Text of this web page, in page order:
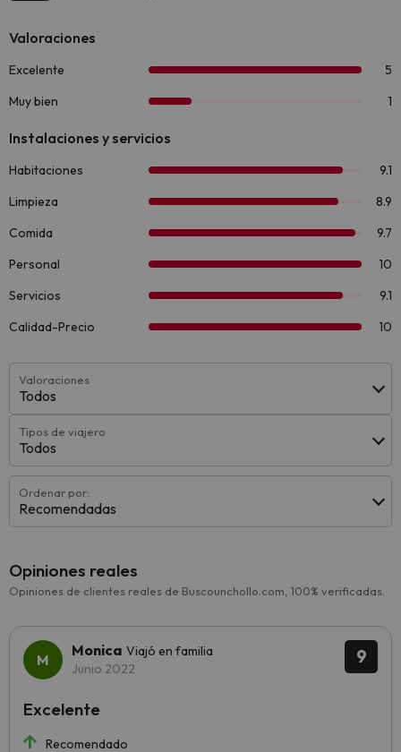
Valoraciones
Todos
Tipos de viajero
Todos
Ordenar por:
Recomendadas
Opiniones reales
Opiniones de clientes reales de Buscounchollo.com, 100% verificadas.
9
Monica Viajó en familia
Junio 2022
Recomendado
Excelente